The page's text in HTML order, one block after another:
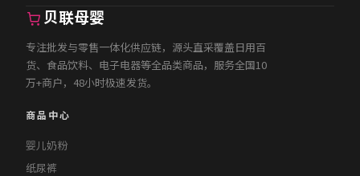
贝联母婴
专注批发与零售一体化供应链，源头直采覆盖日用百
货、食品饮料、电子电器等全品类商品，服务全国10
万+商户，48小时极速发货。
商品中心
婴儿奶粉
纸尿裤